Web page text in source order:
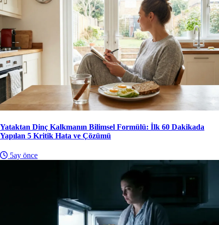
Yataktan Dinç Kalkmanın Bilimsel Formülü: İlk 60 Dakikada
Yapılan 5 Kritik Hata ve Çözümü
5ay önce